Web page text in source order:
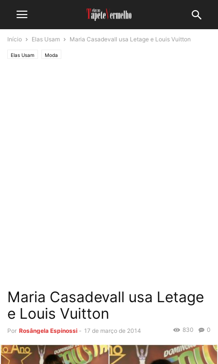
Início Elas Usam Maria Casadevall usa Letage e Louis Vuitton
Elas Usam Moda
Maria Casadevall usa Letage
e Louis Vuitton
Por Rosângela Espinossi - 17 de março de 2014 0
830